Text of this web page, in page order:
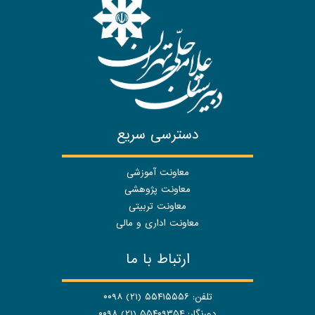
دسترسی سریع
معاونت آموزشی
معاونت پژوهشی
معاونت تربیتی
معاونت اداری و مالی
ارتباط با ما
تلفن: ۵۵۴۱۵۵۵۶ (۲۱) ۰۰۹۸